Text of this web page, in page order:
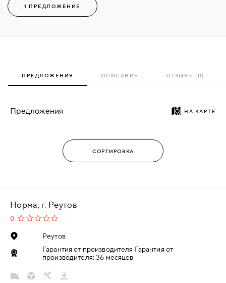
1 ПРЕДЛОЖЕНИЕ
ПРЕДЛОЖЕНИЯ ОПИСАНИЕ ОТЗЫВЫ (0)
Предложения НА КАРТЕ
Норма, г. Реутов
0
Реутов
Гарантия от производителя Гарантия от
производителя: 36 месяцев